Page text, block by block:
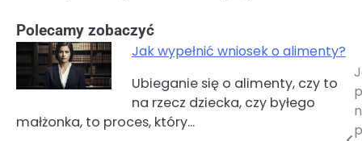
Polecamy zobaczyć
Jak wypełnić wniosek o alimenty?
Ubieganie się o alimenty, czy to
na rzecz dziecka, czy byłego
małżonka, to proces, który…
Nawigacja